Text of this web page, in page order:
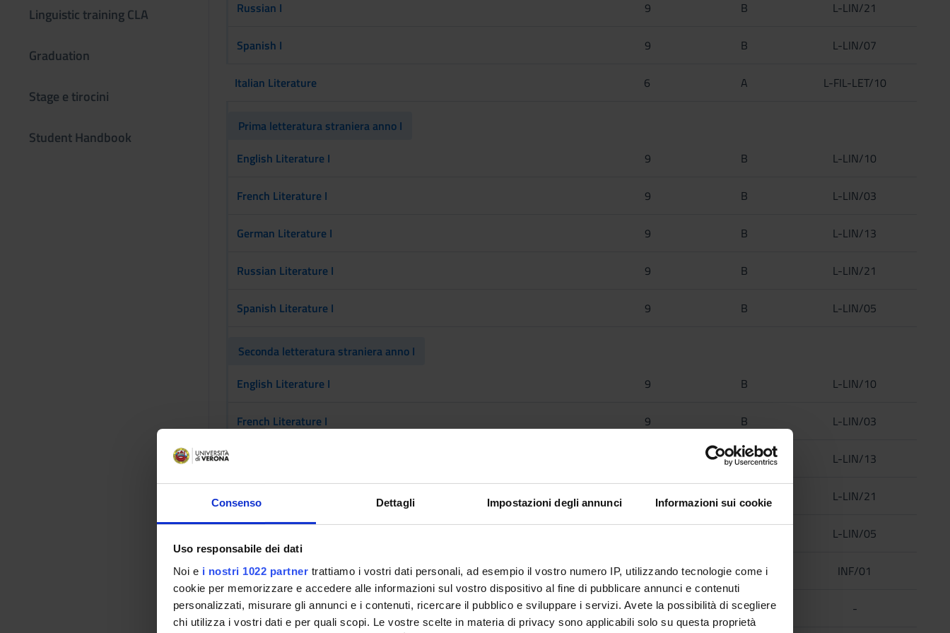
Consenso Dettagli Impostazioni degli annunci Informazioni sui cookie
Uso responsabile dei dati
Noi e i nostri 1022 partner trattiamo i vostri dati personali, ad esempio il vostro numero IP, utilizzando tecnologie come i
cookie per memorizzare e accedere alle informazioni sul vostro dispositivo al fine di pubblicare annunci e contenuti
personalizzati, misurare gli annunci e i contenuti, ricercare il pubblico e sviluppare i servizi. Avete la possibilità di scegliere
chi utilizza i vostri dati e per quali scopi. Le vostre scelte in materia di privacy sono applicabili solo su questa proprietà
Linguistic training CLA
Graduation
Stage e tirocini
Student Handbook
Russian I 9 B L-LIN/21
Spanish I 9 B L-LIN/07
Italian Literature 6 A L-FIL-LET/10
Prima letteratura straniera anno I
English Literature I
9 B L-LIN/10
French Literature I 9 B L-LIN/03
German Literature I 9 B L-LIN/13
Russian Literature I 9 B L-LIN/21
Spanish Literature I 9 B L-LIN/05
Seconda letteratura straniera anno I
English Literature I
9 B L-LIN/10
French Literature I 9 B L-LIN/03
B L-LIN/13
L-LIN/21
L-LIN/05
Digital Humanities 6 C INF/01
Attivita' formative a scelta 6 D -